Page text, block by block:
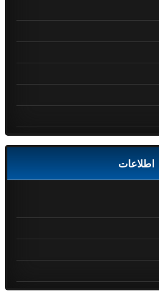
اطلاعات